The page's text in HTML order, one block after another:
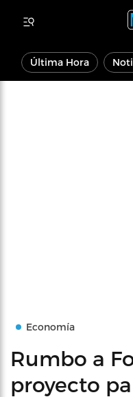
Última Hora
Economía
Rumbo a
proyecto